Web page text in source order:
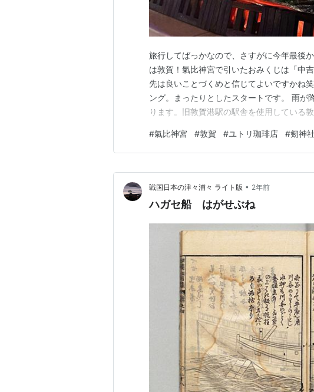
旅行してばっかなので、さすがに今年最後
は敦賀！氣比神宮で引いたおみくじは「中
先は良いことづくめと信じてよいですかね
ング。まったりとしたスタートです。 雨が
ります。旧敦賀港駅の駅舎を使用している
けど、雨も降りがちで蒸し暑く、家族で登
念。 敦賀のお次は、河野北前船主通りへ。
#氣比神宮 #敦賀 #ユトリ珈琲店 #剱神社
戦国日本の津々浦々 ライト版 • 2年前
ハガセ船 はがせぶね